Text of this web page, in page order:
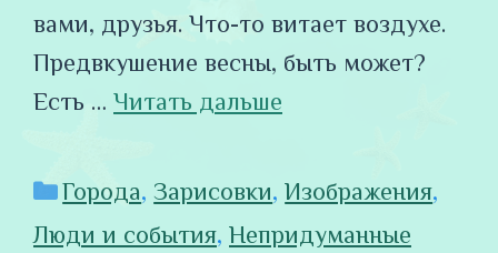
вами, друзья. Что-то витает воздухе.
Предвкушение весны, быть может?
Есть … Читать дальше
Рубрики
Города,Зарисовки,Изображения,
Люди и события, Непридуманные